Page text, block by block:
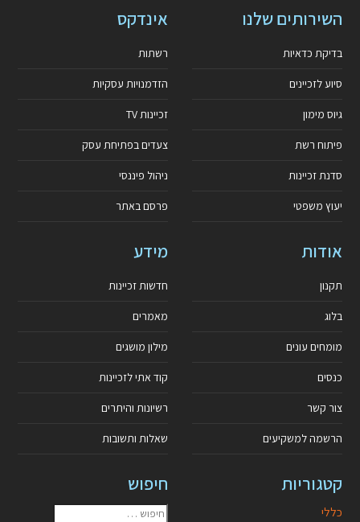
השירותים שלנו
בדיקת כדאיות
סיוע לזכיינים
גיוס מימון
פיתוח רשת
סדנת זכיינות
יעוץ משפטי
אינדקס
רשתות
הזדמנויות עסקיות
זכיינות TV
צעדים בפתיחת עסק
ניהול פיננסי
פרסם באתר
אודות
תקנון
בלוג
מומחים עונים
כנסים
צור קשר
הרשמה למשקיעים
מידע
חדשות זכיינות
מאמרים
מילון מושגים
קוד אתי לזכיינות
רשיונות והיתרים
שאלות ותשובות
קטגוריות
כללי
חיפוש